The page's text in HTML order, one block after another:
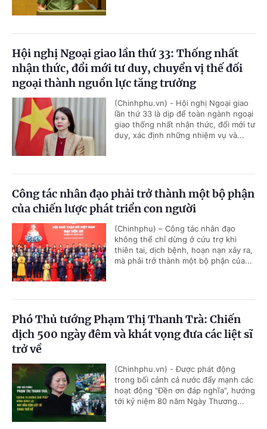
Hội nghị Ngoại giao lần thứ 33: Thống nhất
nhận thức, đổi mới tư duy, chuyển vị thế đối
ngoại thành nguồn lực tăng trưởng
(Chinhphu.vn) - Hội nghị Ngoại giao
lần thứ 33 là dịp để toàn ngành ngoại
giao thống nhất nhận thức, đổi mới tư
duy, xác định những nhiệm vụ và...
Công tác nhân đạo phải trở thành một bộ phận
của chiến lược phát triển con người
(Chinhphu) – Công tác nhân đạo
không thể chỉ dừng ở cứu trợ khi
thiên tai, dịch bệnh, hoạn nạn xảy ra,
mà phải trở thành một bộ phận của...
Phó Thủ tướng Phạm Thị Thanh Trà: Chiến
dịch 500 ngày đêm và khát vọng đưa các liệt sĩ
trở về
(Chinhphu.vn) - Được phát động
trong bối cảnh cả nước đẩy mạnh các
hoạt động "Đền ơn đáp nghĩa", hướng
tới kỷ niệm 80 năm Ngày Thương...